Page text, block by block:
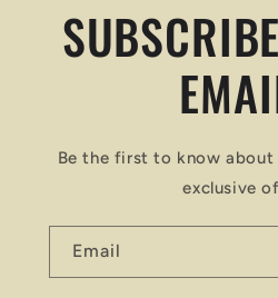
Be the first to know about
exclusive
Email